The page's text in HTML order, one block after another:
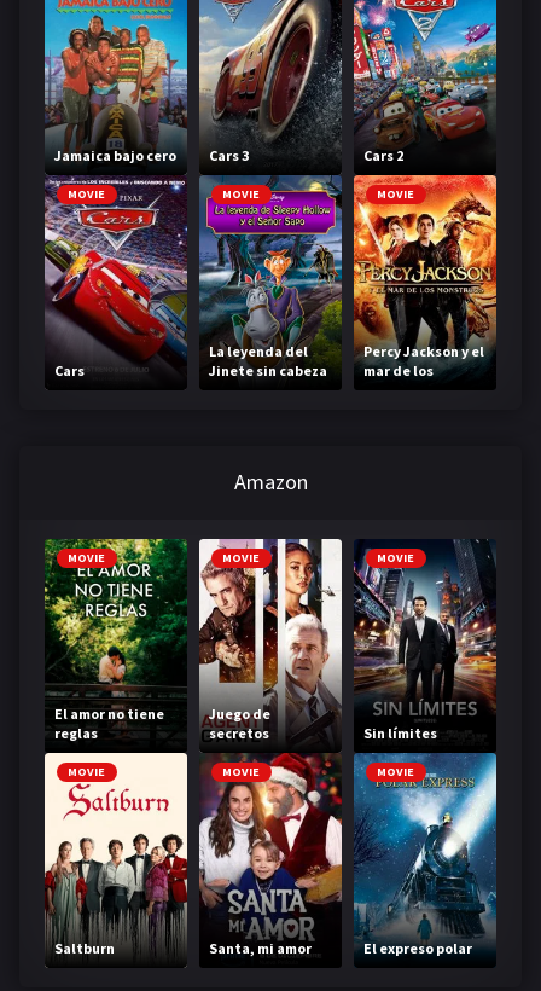
Jamaica bajo cero Cars 3 Cars 2
MOVIE
Cars
MOVIE
La leyenda del
Jinete sin cabeza
MOVIE
Percy Jackson y el
mar de los
monstruos
Amazon
MOVIE
El amor no tiene
reglas
MOVIE
Juego de
secretos
MOVIE
Sin límites
MOVIE
Saltburn
MOVIE
Santa, mi amor
MOVIE
El expreso polar